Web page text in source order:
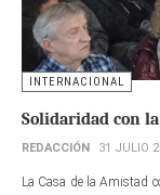
INTERNACIONAL
Solidaridad con
REDACCIÓN 31 JULIO
La Casa de la Amistad